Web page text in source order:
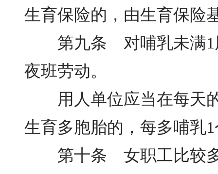
生育保险的，由生育保险
第九条 对哺乳未满1周
夜班劳动。
用人单位应当在每天的
生育多胞胎的，每多哺乳
第十条 女职工比较多